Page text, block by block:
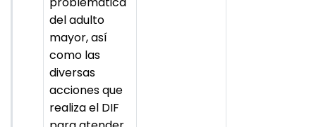
del adulto
mayor, así
como las
diversas
acciones que
realiza el DIF